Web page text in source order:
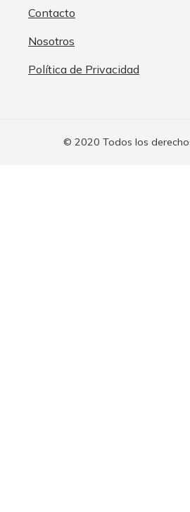
Contacto
Nosotros
Política de Privacidad
© 2020 Todos los